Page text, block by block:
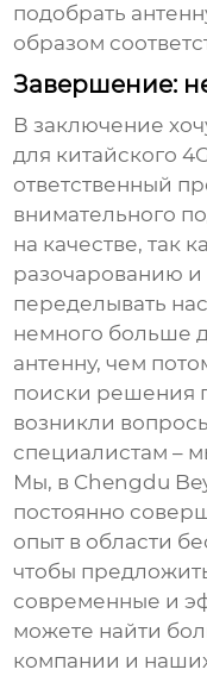
подобрать
образом
Завершение:
В заключение
для китайского
ответственный
внимательного
на качестве, так
разочарованию
переделывать
немного больше
антенну, чем
поиски решения
возникли
специалистам –
Мы, в Chengdu
постоянно
опыт в области
чтобы
современные и
можете найти
компании и